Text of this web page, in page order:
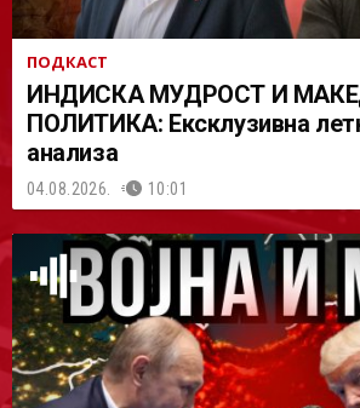
ПОДКАСТ
ИНДИСКА МУДРОСТ И
ПОЛИТИКА: Ексклузивна
анализа
04.08.2026. 10:01